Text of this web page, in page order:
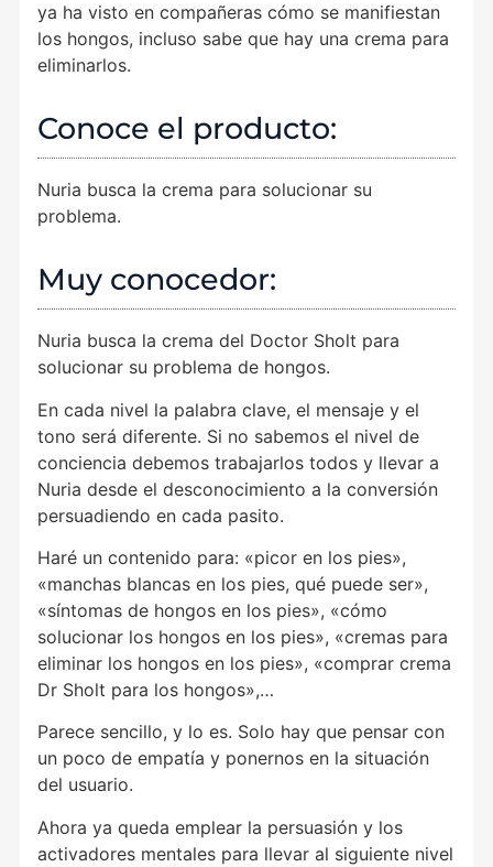
ya ha visto en compañeras cómo se manifiestan
los hongos, incluso sabe que hay una crema para
eliminarlos.
Conoce el producto:
Nuria busca la crema para solucionar su
problema.
Muy conocedor:
Nuria busca la crema del Doctor Sholt para
solucionar su problema de hongos.
En cada nivel la palabra clave, el mensaje y el
tono será diferente. Si no sabemos el nivel de
conciencia debemos trabajarlos todos y llevar a
Nuria desde el desconocimiento a la conversión
persuadiendo en cada pasito.
Haré un contenido para: «picor en los pies»,
«manchas blancas en los pies, qué puede ser»,
«síntomas de hongos en los pies», «cómo
solucionar los hongos en los pies», «cremas para
eliminar los hongos en los pies», «comprar crema
Dr Sholt para los hongos»,…
Parece sencillo, y lo es. Solo hay que pensar con
un poco de empatía y ponernos en la situación
del usuario.
Ahora ya queda emplear la persuasión y los
activadores mentales para llevar al siguiente nivel